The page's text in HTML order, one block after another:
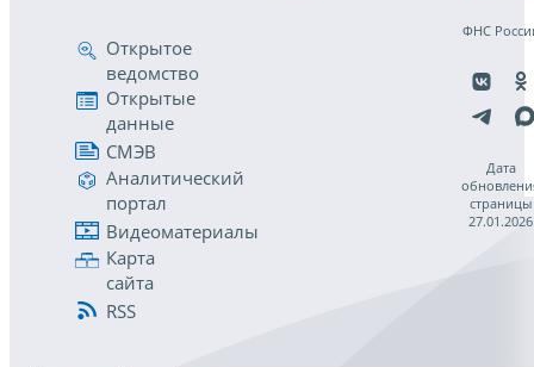
Открытое
ведомство
Открытые
данные
СМЭВ
Аналитический
портал
Видеоматериалы
Карта
сайта
RSS
ФНС
Дата
страницы
27.01.2026